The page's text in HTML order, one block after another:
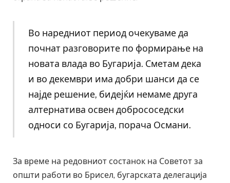
Во наредниот период очекуваме да
почнат разговорите по формирање на
новата влада во Бугарија. Сметам дека
и во декември има добри шанси да се
најде решение, бидејќи немаме друга
алтернатива освен добрососедски
односи со Бугарија, порача Османи.
За време на редовниот состанок на Советот за
општи работи во Брисел, бугарската делегација